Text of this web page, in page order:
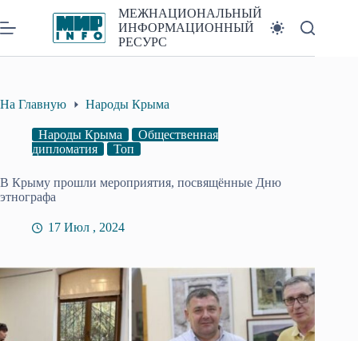
к
сути
МЕЖНАЦИОНАЛЬНЫЙ
ИНФОРМАЦИОННЫЙ
РЕСУРС
На Главную Народы Крыма
Народы Крыма
Общественная
дипломатия
Топ
В Крыму прошли мероприятия, посвящённые Дню
этнографа
17 Июл , 2024